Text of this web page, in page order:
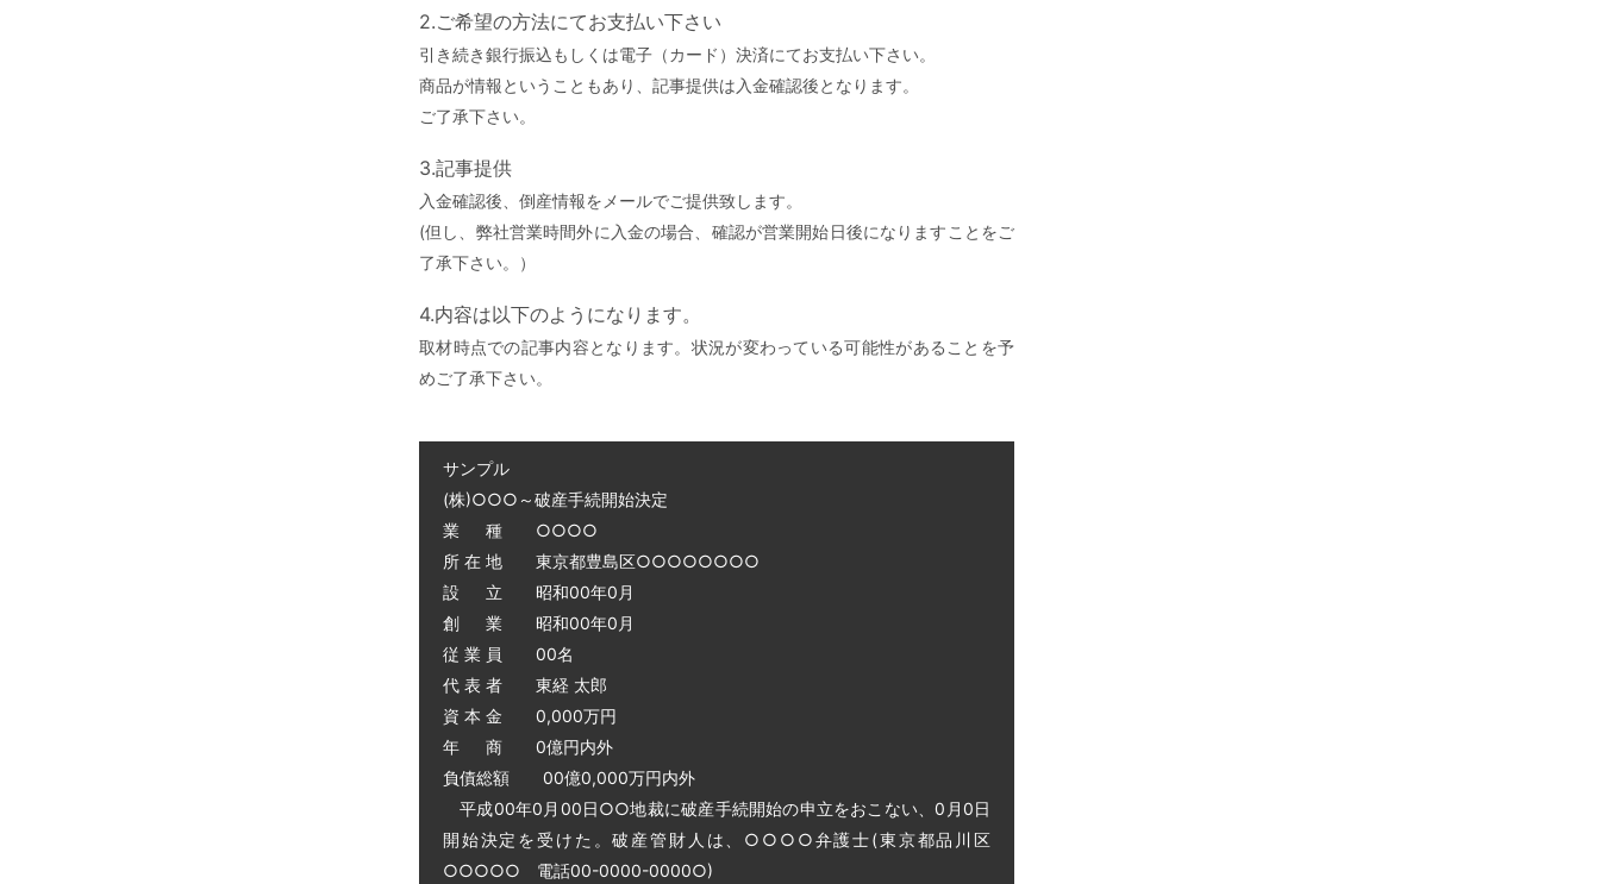
2.ご希望の方法にてお支払い下さい
引き続き銀行振込もしくは電子（カード）決済にてお支払い下さい。
商品が情報ということもあり、記事提供は入金確認後となります。
ご了承下さい。
3.記事提供
入金確認後、倒産情報をメールでご提供致します。
(但し、弊社営業時間外に入金の場合、確認が営業開始日後になりますことをご
了承下さい。）
4.内容は以下のようになります。
取材時点での記事内容となります。状況が変わっている可能性があることを予
めご了承下さい。
サンプル
(株)○○○～破産手続開始決定
業 種 ○○○○
所 在 地 東京都豊島区○○○○○○○○
設 立 昭和00年0月
創 業 昭和00年0月
従 業 員 00名
代 表 者 東経 太郎
資 本 金 0,000万円
年 商 0億円内外
負債総額 00億0,000万円内外
平成00年0月00日○○地裁に破産手続開始の申立をおこない、0月0日
開始決定を受けた。破産管財人は、○○○○弁護士(東京都品川区
○○○○○ 電話00-0000-0000○)